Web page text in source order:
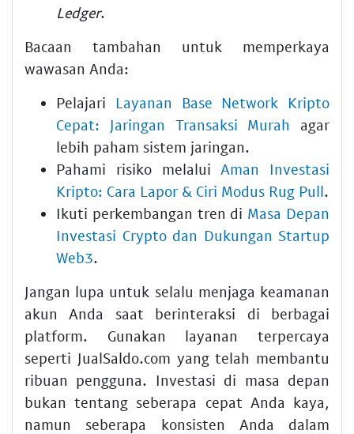
Ledger.
Bacaan tambahan untuk memperkaya
wawasan Anda:
Pelajari Layanan Base Network Kripto
Cepat: Jaringan Transaksi Murah agar
lebih paham sistem jaringan.
Pahami risiko melalui Aman Investasi
Kripto: Cara Lapor & Ciri Modus Rug Pull.
Ikuti perkembangan tren di Masa Depan
Investasi Crypto dan Dukungan Startup
Web3.
Jangan lupa untuk selalu menjaga keamanan
akun Anda saat berinteraksi di berbagai
platform. Gunakan layanan terpercaya
seperti JualSaldo.com yang telah membantu
ribuan pengguna. Investasi di masa depan
bukan tentang seberapa cepat Anda kaya,
namun seberapa konsisten Anda dalam